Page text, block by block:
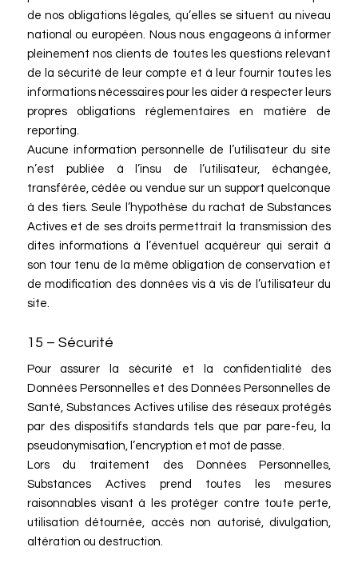
de nos obligations légales, qu’elles se situent au niveau
national ou européen. Nous nous engageons à informer
pleinement nos clients de toutes les questions relevant
de la sécurité de leur compte et à leur fournir toutes les
informations nécessaires pour les aider à respecter leurs
propres obligations réglementaires en matière de
reporting.
Aucune information personnelle de l’utilisateur du site
n’est publiée à l’insu de l’utilisateur, échangée,
transférée, cédée ou vendue sur un support quelconque
à des tiers. Seule l’hypothèse du rachat de Substances
Actives et de ses droits permettrait la transmission des
dites informations à l’éventuel acquéreur qui serait à
son tour tenu de la même obligation de conservation et
de modification des données vis à vis de l’utilisateur du
site.
15 – Sécurité
Pour assurer la sécurité et la confidentialité des
Données Personnelles et des Données Personnelles de
Santé, Substances Actives utilise des réseaux protégés
par des dispositifs standards tels que par pare-feu, la
pseudonymisation, l’encryption et mot de passe.
Lors du traitement des Données Personnelles,
Substances Actives prend toutes les mesures
raisonnables visant à les protéger contre toute perte,
utilisation détournée, accès non autorisé, divulgation,
altération ou destruction.